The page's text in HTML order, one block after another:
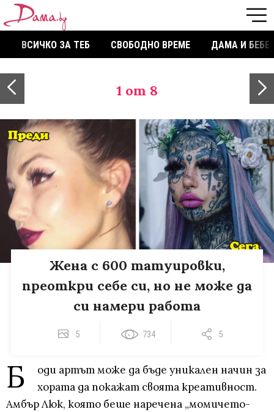
ВСИЧКО ЗА ТЕБ СВОБОДНО ВРЕМЕ ДАМА И БЕБЕ
1 от 8
Жена с 600 татуировки,
преоткри себе си, но не може да
си намери работа
5 734 5
Б
оди артът може да бъде уникален начин за
хората да покажат своята креативност.
Амбър Люк, която беше наречена „момичето-